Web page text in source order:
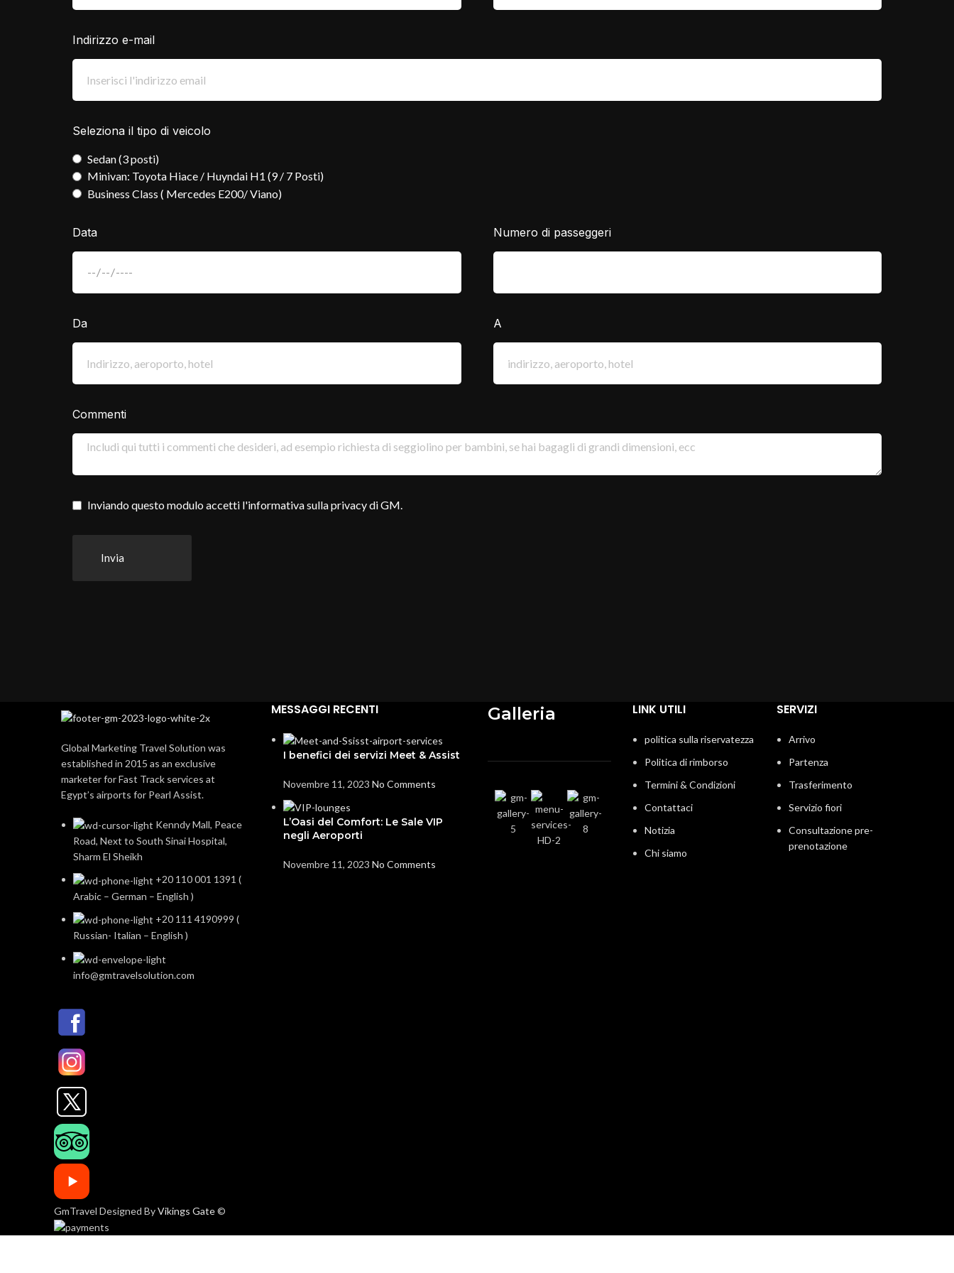
Indirizzo e-mail
Seleziona il tipo di veicolo
Sedan (3 posti)
Minivan: Toyota Hiace / Huyndai H1 (9 / 7 Posti)
Business Class ( Mercedes E200/ Viano)
Data Numero di passeggeri
Da A
Commenti
Inviando questo modulo accetti l'informativa sulla privacy di GM.
Invia
Global Marketing Travel Solution was
established in 2015 as an exclusive
marketer for Fast Track services at
Egypt’s airports for Pearl Assist.
Kenndy Mall, Peace
Road, Next to South Sinai Hospital,
Sharm El Sheikh
+20 110 001 1391 (
Arabic – German – English )
+20 111 4190999 (
Russian- Italian – English )
info@gmtravelsolution.com
MESSAGGI RECENTI
I benefici dei servizi Meet & Assist
Novembre 11, 2023 No Comments
L’Oasi del Comfort: Le Sale VIP
negli Aeroporti
Novembre 11, 2023 No Comments
Galleria LINK UTILI
politica sulla riservatezza
Politica di rimborso
Termini & Condizioni
Contattaci
Notizia
Chi siamo
SERVIZI
Arrivo
Partenza
Trasferimento
Servizio fiori
Consultazione pre-
prenotazione
GmTravel Designed ByVikings Gate©